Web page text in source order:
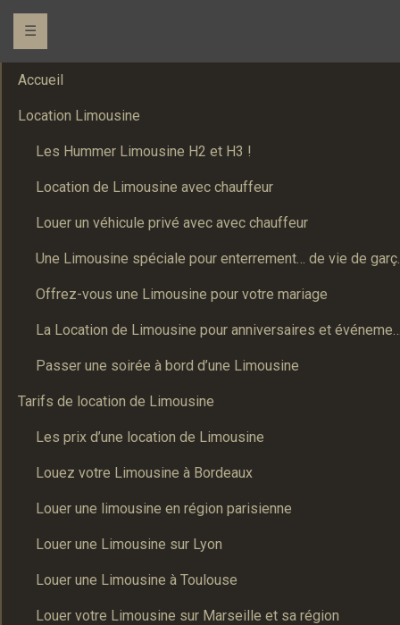
☰
Accueil
Location Limousine
Les Hummer Limousine H2 et H3 !
Location de Limousine avec chauffeur
Louer un véhicule privé avec avec chauffeur
Une
Offrez-vous une Limousine pour votre mariage
La Location de Limousine pour
Passer une soirée à bord d’une Limousine
Tarifs de location de Limousine
Les prix d’une location de Limousine
Louez votre Limousine à Bordeaux
Louer une limousine en région parisienne
Louer une Limousine sur Lyon
Louer une Limousine à Toulouse
Louer votre Limousine sur Marseille et sa région